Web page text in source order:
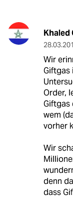
Khaled
Wir
Giftgas
Order,
Giftgas
wem
vorher
Wir
denn
dass